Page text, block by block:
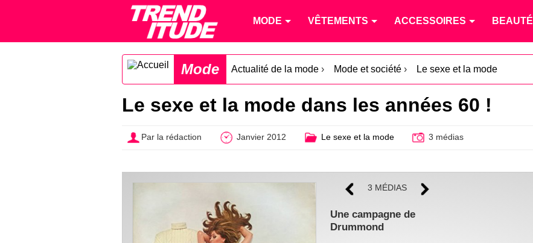
MODE VÊTEMENTS ACCESSOIRES BEAUTÉ
Mode Actualité de la mode › Mode et société › Le sexe et la mode
Le sexe et la mode dans les années 60 !
Par la rédaction Janvier 2012 Le sexe et la mode 3 médias
3 MÉDIAS
Une campagne de
Drummond